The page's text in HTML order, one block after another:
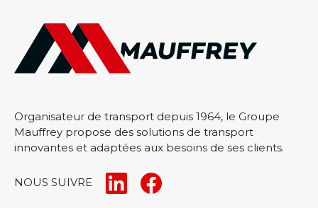
Organisateur de transport depuis 1964, le Groupe
Mauffrey propose des solutions de transport
innovantes et adaptées aux besoins de ses clients.
NOUS SUIVRE